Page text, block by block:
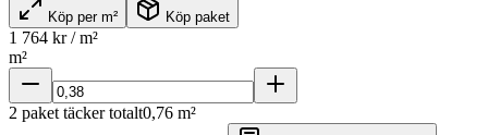
Köp per m² Köp paket
1 764 kr / m²
m²
2 paket täcker totalt0,76 m²